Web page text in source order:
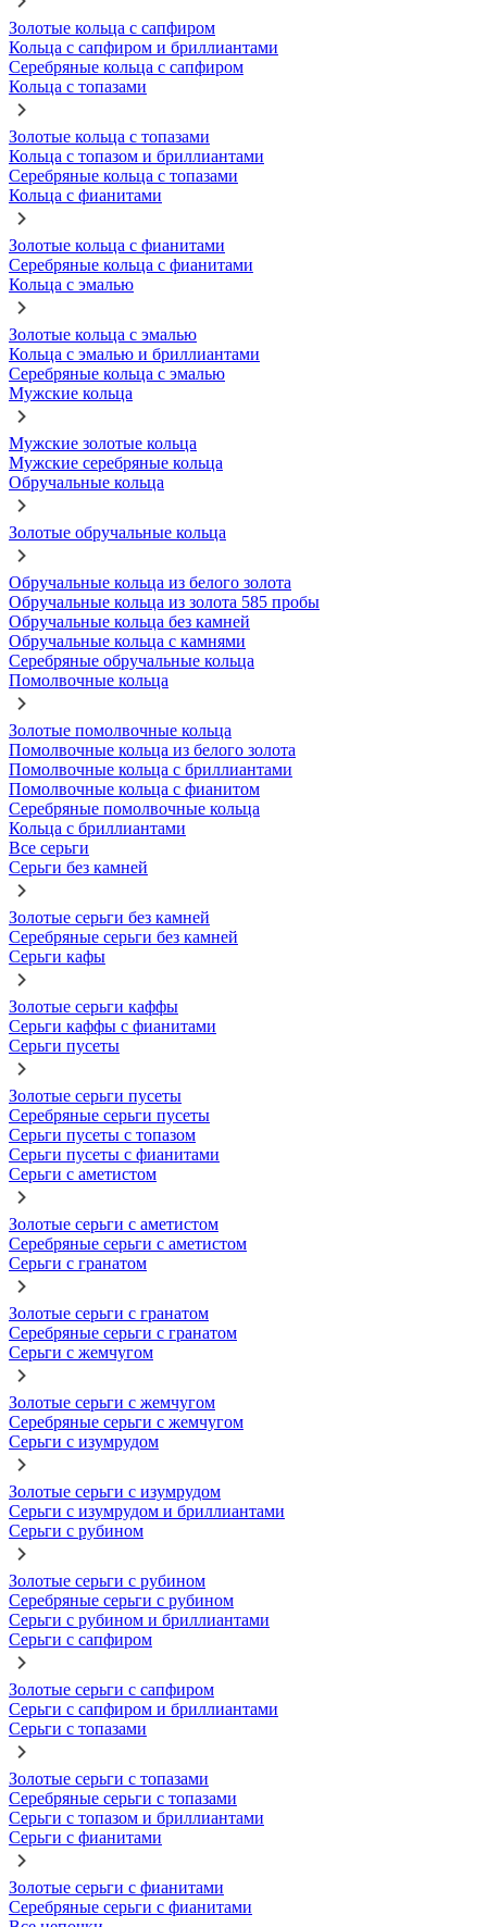
Золотые кольца с сапфиром
Кольца с сапфиром и бриллиантами
Серебряные кольца с сапфиром
Кольца с топазами
Золотые кольца с топазами
Кольца с топазом и бриллиантами
Серебряные кольца с топазами
Кольца с фианитами
Золотые кольца с фианитами
Серебряные кольца с фианитами
Кольца с эмалью
Золотые кольца с эмалью
Кольца с эмалью и бриллиантами
Серебряные кольца с эмалью
Мужские кольца
Мужские золотые кольца
Мужские серебряные кольца
Обручальные кольца
Золотые обручальные кольца
Обручальные кольца из белого золота
Обручальные кольца из золота 585 пробы
Обручальные кольца без камней
Обручальные кольца с камнями
Серебряные обручальные кольца
Помолвочные кольца
Золотые помолвочные кольца
Помолвочные кольца из белого золота
Помолвочные кольца с бриллиантами
Помолвочные кольца с фианитом
Серебряные помолвочные кольца
Кольца с бриллиантами
Все серьги
Серьги без камней
Золотые серьги без камней
Серебряные серьги без камней
Серьги кафы
Золотые серьги каффы
Серьги каффы с фианитами
Серьги пусеты
Золотые серьги пусеты
Серебряные серьги пусеты
Серьги пусеты с топазом
Серьги пусеты с фианитами
Серьги с аметистом
Золотые серьги с аметистом
Серебряные серьги с аметистом
Серьги с гранатом
Золотые серьги с гранатом
Серебряные серьги с гранатом
Серьги с жемчугом
Золотые серьги с жемчугом
Серебряные серьги с жемчугом
Серьги с изумрудом
Золотые серьги с изумрудом
Серьги с изумрудом и бриллиантами
Серьги с рубином
Золотые серьги с рубином
Серебряные серьги с рубином
Серьги с рубином и бриллиантами
Серьги с сапфиром
Золотые серьги с сапфиром
Серьги с сапфиром и бриллиантами
Серьги с топазами
Золотые серьги с топазами
Серебряные серьги с топазами
Серьги с топазом и бриллиантами
Серьги с фианитами
Золотые серьги с фианитами
Серебряные серьги с фианитами